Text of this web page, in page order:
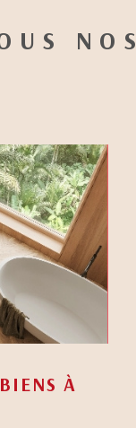
NOS
À